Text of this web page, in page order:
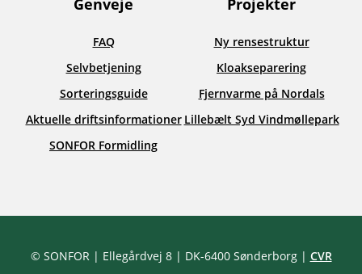
FAQ
Selvbetjening
Sorteringsguide
Aktuelle driftsinformationer
SONFOR Formidling
Ny rensestruktur
Kloakseparering
Fjernvarme på Nordals
Lillebælt Syd Vindmøllepark
© SONFOR | Ellegårdvej 8 | DK-6400 Sønderborg | CVR